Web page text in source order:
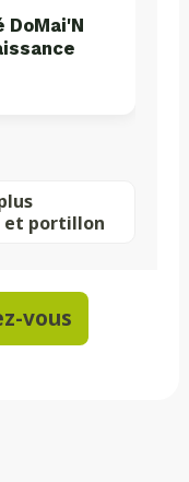
et portillon
vous